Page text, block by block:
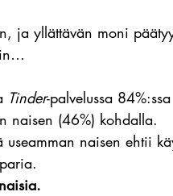
ja yllättävän moni
Tinder-palvelussa
naisen (46%) kohdalla.
naisen ehtii